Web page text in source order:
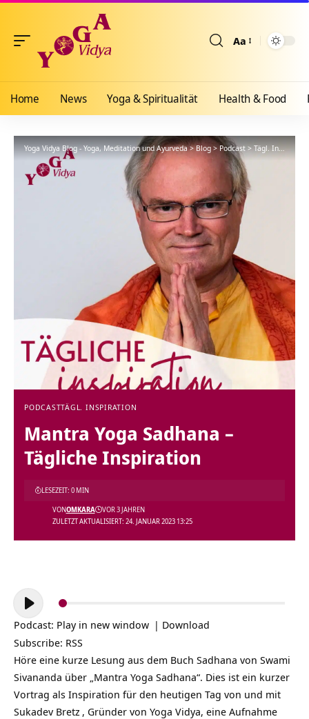
Aa
Home News Yoga & Spiritualität Health & Food
Yoga Vidya Blog - Yoga, Meditation und Ayurveda>Blog>Podcast>Tägl. Inspiration
PODCASTTÄGL. INSPIRATION
Mantra Yoga Sadhana –
Tägliche Inspiration
ZULETZT AKTUALISIERT: 24. JANUAR 2023 13:25
VONOMKARA VOR 3 JAHREN
LESEZEIT: 0 MIN
Audio-
Player
Podcast: Play in new window | Download
Subscribe: RSS
Höre eine kurze Lesung aus dem Buch Sadhana von Swami
Sivananda über „Mantra Yoga Sadhana“. Dies ist ein kurzer
Vortrag als Inspiration für den heutigen Tag von und mit
Sukadev Bretz , Gründer von Yoga Vidya, eine Aufnahme